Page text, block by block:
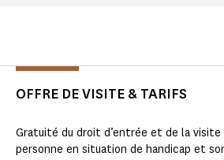
OFFRE DE VISITE & TARIFS
Gratuité du droit d’entrée et de la visite
personne en situation de handicap et